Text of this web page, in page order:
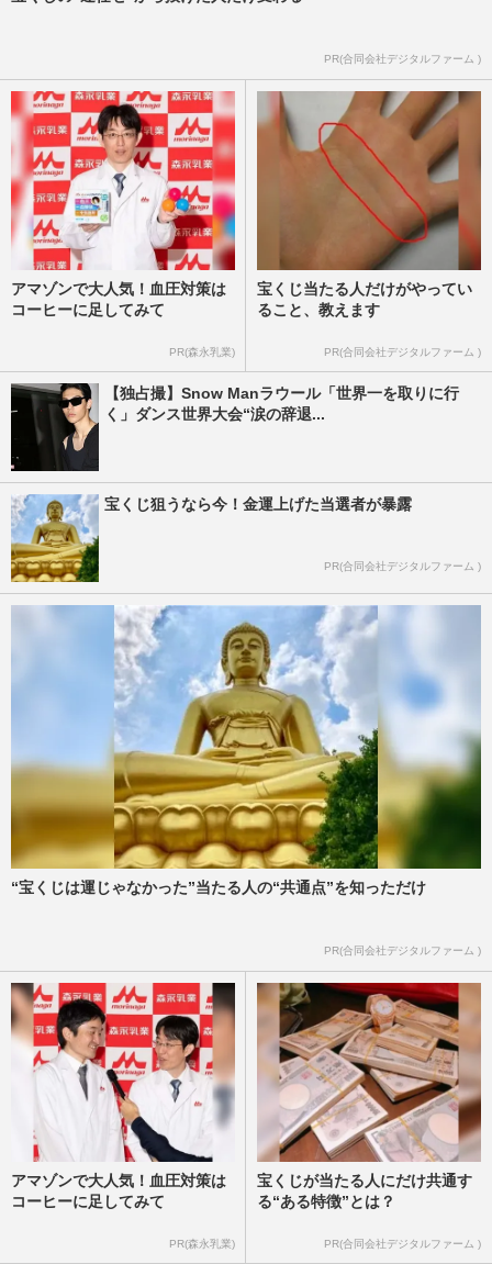
PR(合同会社デジタルファーム )
アマゾンで大人気！血圧対策は
コーヒーに足してみて
PR(森永乳業)
宝くじ当たる人だけがやってい
ること、教えます
PR(合同会社デジタルファーム )
【独占撮】Snow Manラウール「世界一を取りに行
く」ダンス世界大会“涙の辞退...
宝くじ狙うなら今！金運上げた当選者が暴露
PR(合同会社デジタルファーム )
“宝くじは運じゃなかった”当たる人の“共通点”を知っただけ
PR(合同会社デジタルファーム )
アマゾンで大人気！血圧対策は
コーヒーに足してみて
PR(森永乳業)
宝くじが当たる人にだけ共通す
る“ある特徴”とは？
PR(合同会社デジタルファーム )